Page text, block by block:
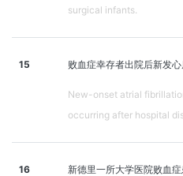
surgical infants.
15 败血症幸存者出院后新发心
New-onset atrial
occurring after hospital
16 新德里一所大学医院败血